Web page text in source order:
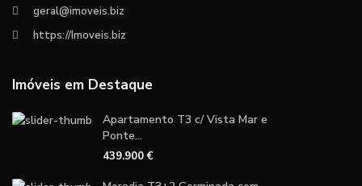
geral@imoveis.biz
https://Imoveis.biz
Imóveis em Destaque
Apartamento T3 c/ Vista Mar e
Ponte...
439.900 €